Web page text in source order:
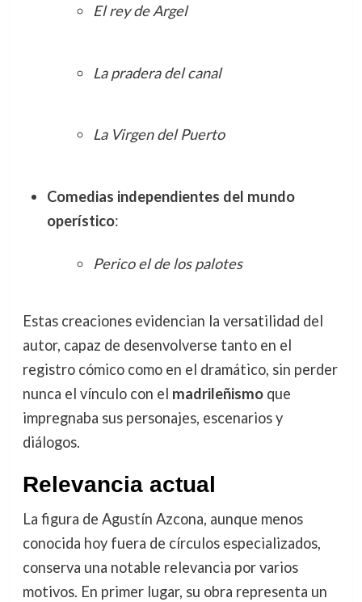
El rey de Argel
La pradera del canal
La Virgen del Puerto
Comedias independientes del mundo
operístico:
Perico el de los palotes
Estas creaciones evidencian la versatilidad del
autor, capaz de desenvolverse tanto en el
registro cómico como en el dramático, sin perder
nunca el vínculo con el madrileñismoque
impregnaba sus personajes, escenarios y
diálogos.
Relevancia actual
La figura de Agustín Azcona, aunque menos
conocida hoy fuera de círculos especializados,
conserva una notable relevancia por varios
motivos. En primer lugar, su obra representa un